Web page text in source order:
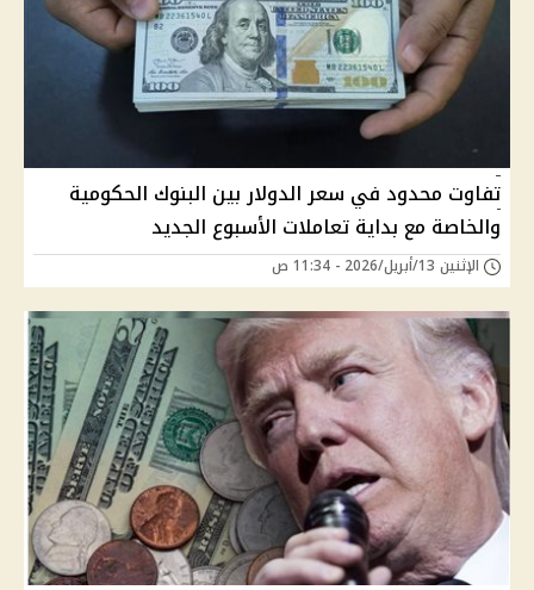
تفاوت محدود في سعر الدولار بين البنوك الحكومية
والخاصة مع بداية تعاملات الأسبوع الجديد
الإثنين 13/أبريل/2026 - 11:34 ص